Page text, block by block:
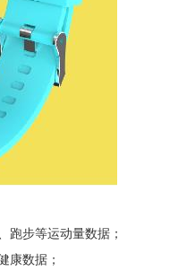
跑步等运动量数据；
康数据；